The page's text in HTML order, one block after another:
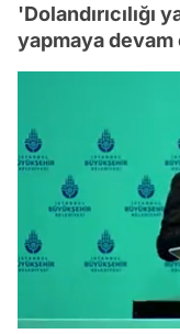
'Dolandırıcılığı
yapmaya